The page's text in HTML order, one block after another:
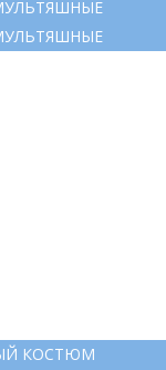
КОСТЮМ